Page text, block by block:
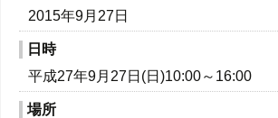
2015年9月27日
日時
平成27年9月27日(日)10:00～16:00
場所